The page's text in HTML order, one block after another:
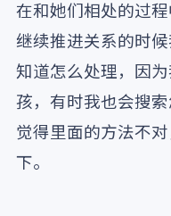
在和她们相处的过程
继续推进关系的时
知道怎么处理，因
孩，有时我也会搜
觉得里面的方法不
下。